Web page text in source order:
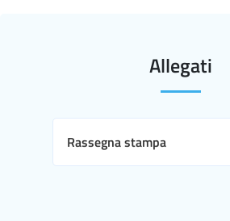
Allegati
Rassegna stampa